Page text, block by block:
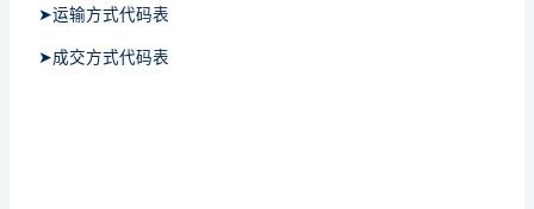
➤运输方式代码表
➤成交方式代码表